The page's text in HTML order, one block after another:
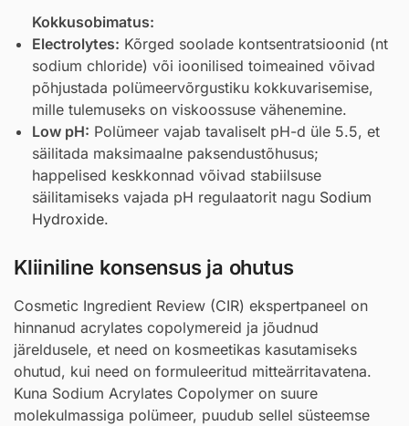
Kokkusobimatus:
Electrolytes: Kõrged soolade kontsentratsioonid (nt
sodium chloride) või ioonilised toimeained võivad
põhjustada polümeervõrgustiku kokkuvarisemise,
mille tulemuseks on viskoossuse vähenemine.
Low pH: Polümeer vajab tavaliselt pH-d üle 5.5, et
säilitada maksimaalne paksendustõhusus;
happelised keskkonnad võivad stabiilsuse
säilitamiseks vajada pH regulaatorit nagu Sodium
Hydroxide.
Kliiniline konsensus ja ohutus
Cosmetic Ingredient Review (CIR) ekspertpaneel on
hinnanud acrylates copolymereid ja jõudnud
järeldusele, et need on kosmeetikas kasutamiseks
ohutud, kui need on formuleeritud mitteärritavatena.
Kuna Sodium Acrylates Copolymer on suure
molekulmassiga polümeer, puudub sellel süsteemse